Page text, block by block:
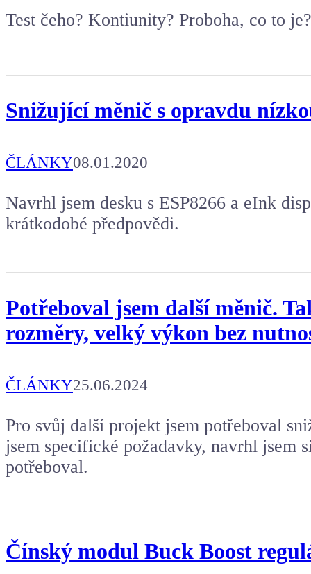
Test čeho? Kontiunity? Proboha, co to
Snižující měnič s opravdu
ČLÁNKY08.01.2020
Navrhl jsem desku s ESP8266 a eInk
krátkodobé předpovědi.
Potřeboval jsem další měnič.
rozměry, velký výkon bez
ČLÁNKY25.06.2024
Pro svůj další projekt jsem potřeboval
jsem specifické požadavky, navrhl jsem
potřeboval.
Čínský modul Buck Boost